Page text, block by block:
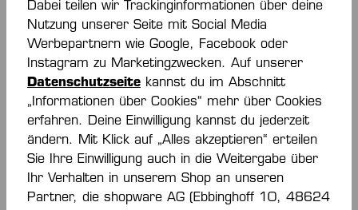
offizielles Heimtrikot des VfL Potsdam für die
Saison 2024/2025 "FOR THE PLANET"
Rundhalskragen in Kontrastfarbe Seiteneins…
Mehr
Bewertungen
Dabei teilen wir Trackinginformationen über deine
Nutzung unserer Seite mit Social Media
Werbepartnern wie Google, Facebook oder
Instagram zu Marketingzwecken. Auf unserer
Datenschutzseite kannst du im Abschnitt
„Informationen über Cookies“ mehr über Cookies
erfahren. Deine Einwilligung kannst du jederzeit
ändern. Mit Klick auf „Alles akzeptieren“ erteilen
Sie Ihre Einwilligung auch in die Weitergabe über
Ihr Verhalten in unserem Shop an unseren
Partner, die shopware AG (Ebbinghoff 10, 48624